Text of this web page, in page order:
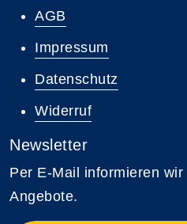
AGB
Impressum
Datenschutz
Widerruf
Newsletter
Per E-Mail informieren
Angebote.